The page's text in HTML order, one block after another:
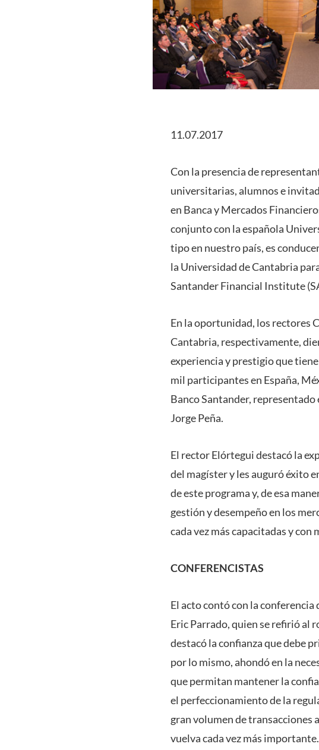
11.07.2017
Con la presencia de
universitarias, alumnos e
en Banca y Mercados
conjunto con la española
tipo en nuestro país, es
la Universidad de Cantabria
Santander Financial Institute
En la oportunidad, los rectores
Cantabria, respectivamente,
experiencia y prestigio que
mil participantes en España,
Banco Santander, representado
Jorge Peña.
El rector Elórtegui destacó la
del magíster y les auguró éxito
de este programa y, de esa
gestión y desempeño en los
cada vez más capacitadas y con
CONFERENCISTAS
El acto contó con la
Eric Parrado, quien se refirió al
destacó la confianza que debe
por lo mismo, ahondó en la
que permitan mantener la
el perfeccionamiento de la
gran volumen de transacciones
vuelva cada vez más